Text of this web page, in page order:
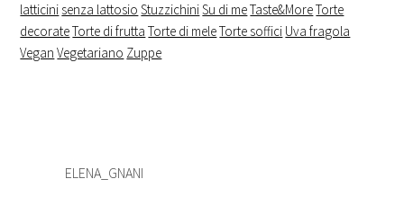
latticini senza lattosio StuzzichiniSu di meTaste&MoreTorte
decorateTorte di frutta Torte di meleTorte soffici Uva fragola
Vegan Vegetariano Zuppe
ELENA_GNANI